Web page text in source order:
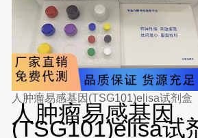
人肿瘤易感基因(TSG101)elisa试剂盒
人肿瘤易感基因
(TSG101)elisa试